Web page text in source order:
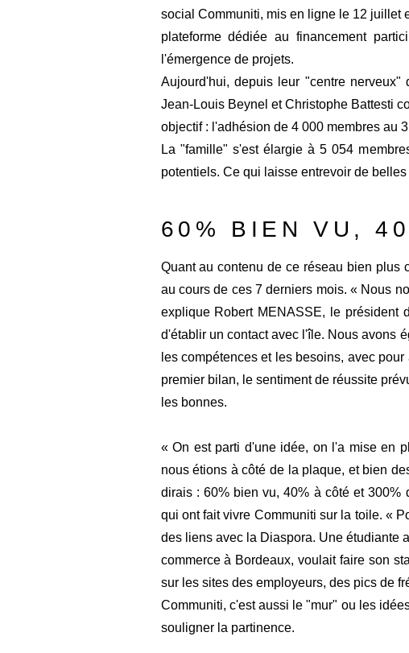
social Communiti, mis en ligne le 12 juillet
plateforme dédiée au financement
l'émergence de projets.
Aujourd'hui, depuis leur "centre
Jean-Louis Beynel et Christophe Battesti
objectif : l'adhésion de 4 000 membres au
La "famille" s'est élargie à 5 054
potentiels. Ce qui laisse entrevoir de
60% BIEN VU,
Quant au contenu de ce réseau bien plus
au cours de ces 7 derniers mois. « Nous
explique Robert MENASSE, le président
d'établir un contact avec l'île. Nous avons
les compétences et les besoins, avec
premier bilan, le sentiment de réussite
les bonnes.
« On est parti d'une idée, on l'a mise en
nous étions à côté de la plaque, et bien
dirais : 60% bien vu, 40% à côté et 300%
qui ont fait vivre Communiti sur la toile. «
des liens avec la Diaspora. Une étudiante
commerce à Bordeaux, voulait faire son
sur les sites des employeurs, des pics de
Communiti, c'est aussi le "mur" ou les
souligner la partinence.